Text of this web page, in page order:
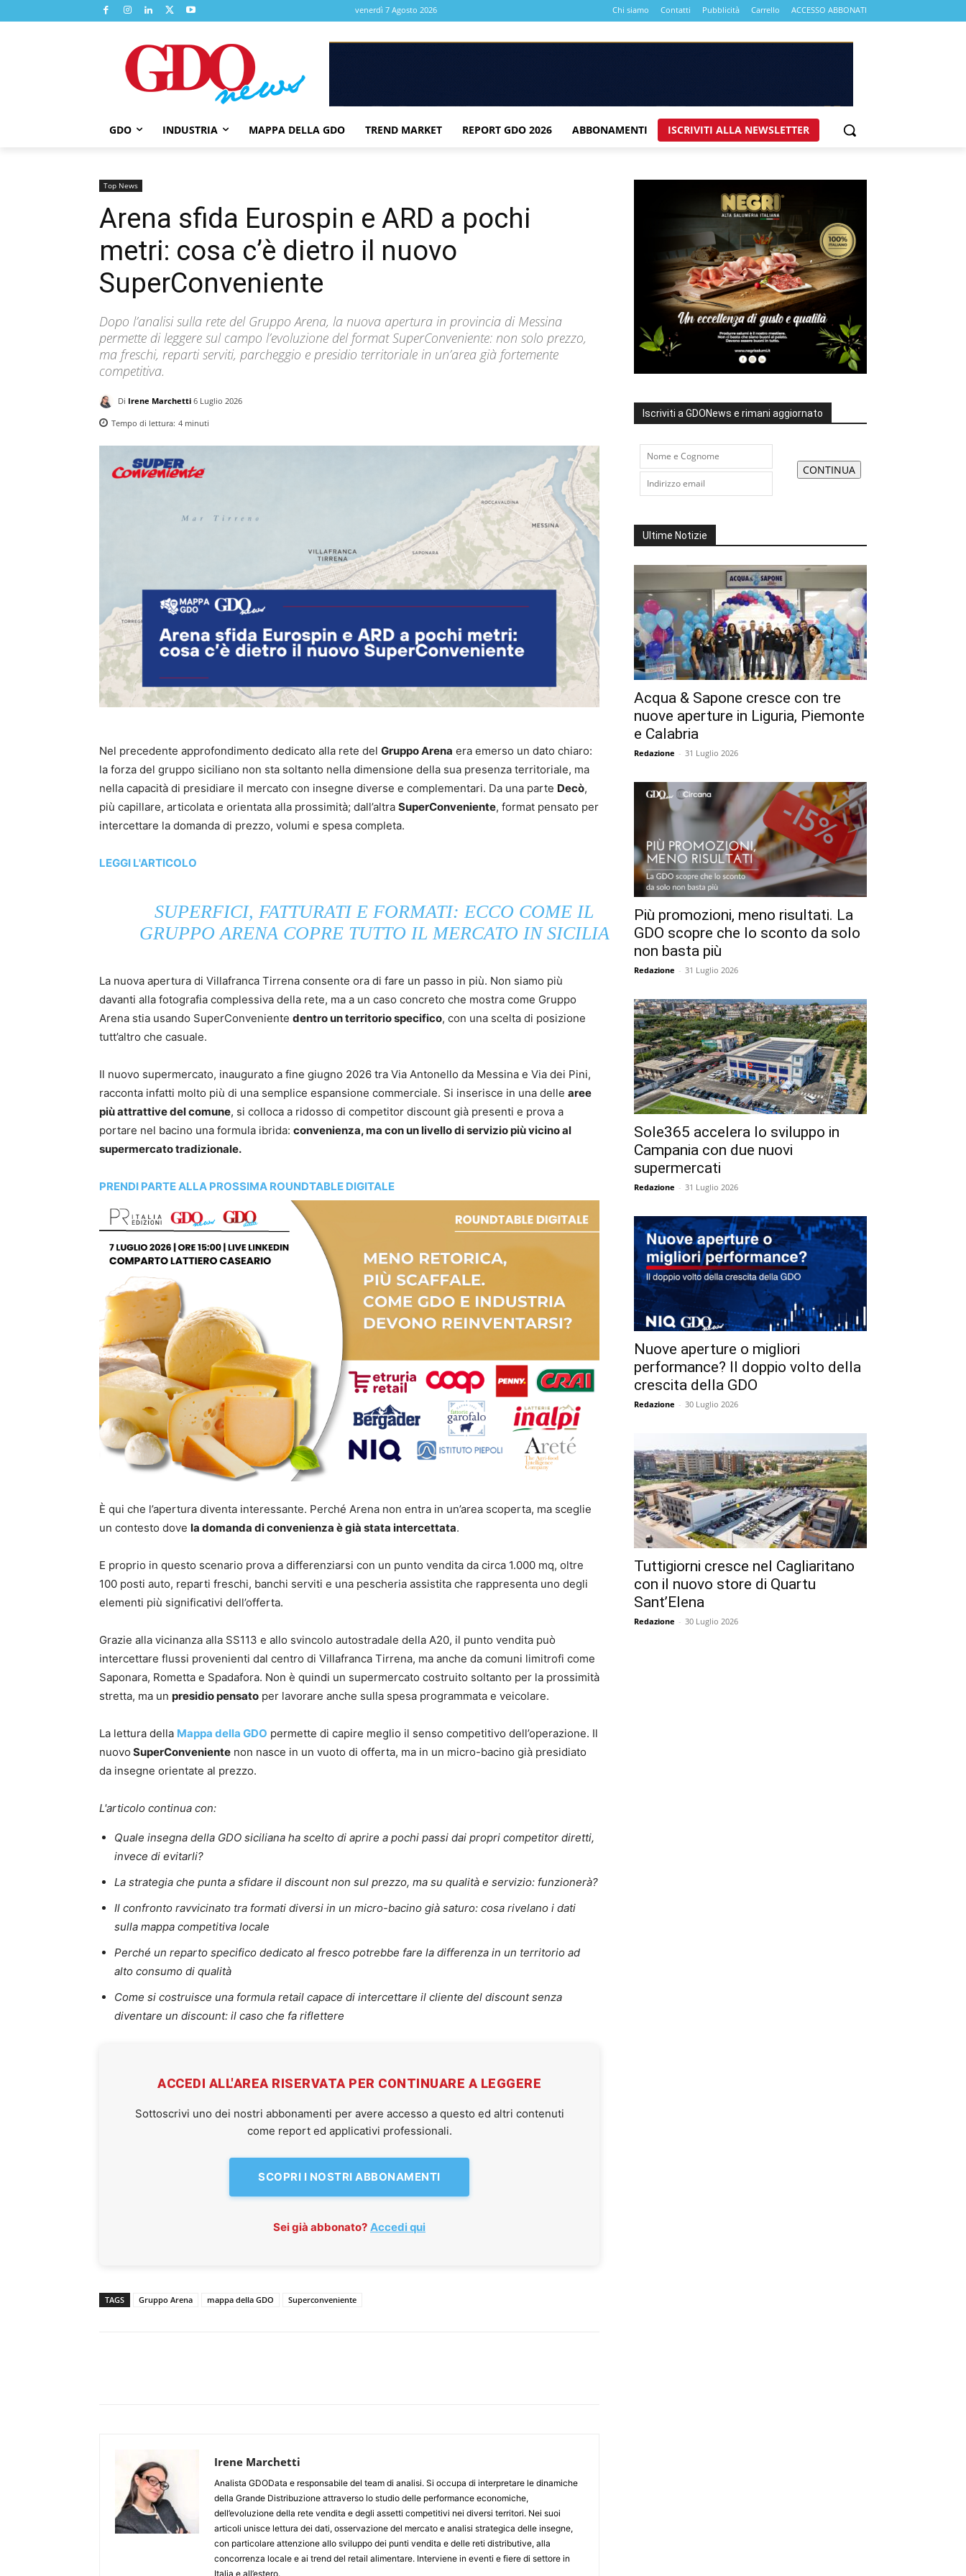
venerdì 7 Agosto 2026 Chi siamo Contatti Pubblicità Carrello ACCESSO ABBONATI
GDO INDUSTRIA MAPPA DELLA GDO TREND MARKET REPORT GDO 2026 ABBONAMENTI ISCRIVITI ALLA NEWSLETTER
Top News
Arena sfida Eurospin e ARD a pochi
metri: cosa c’è dietro il nuovo
SuperConveniente
Dopo l’analisi sulla rete del Gruppo Arena, la nuova apertura in provincia di Messina
permette di leggere sul campo l’evoluzione del format SuperConveniente: non solo prezzo,
ma freschi, reparti serviti, parcheggio e presidio territoriale in un’area già fortemente
competitiva.
Di Irene Marchetti 6 Luglio 2026
Tempo di lettura: 4 minuti
Nel precedente approfondimento dedicato alla rete del Gruppo Arena era emerso un dato chiaro:
la forza del gruppo siciliano non sta soltanto nella dimensione della sua presenza territoriale, ma
nella capacità di presidiare il mercato con insegne diverse e complementari. Da una parte Decò,
più capillare, articolata e orientata alla prossimità; dall’altra SuperConveniente, format pensato per
intercettare la domanda di prezzo, volumi e spesa completa.
LEGGI L'ARTICOLO
SUPERFICI, FATTURATI E FORMATI: ECCO COME IL
GRUPPO ARENA COPRE TUTTO IL MERCATO IN SICILIA
La nuova apertura di Villafranca Tirrena consente ora di fare un passo in più. Non siamo più
davanti alla fotografia complessiva della rete, ma a un caso concreto che mostra come Gruppo
Arena stia usando SuperConveniente dentro un territorio specifico, con una scelta di posizione
tutt’altro che casuale.
Il nuovo supermercato, inaugurato a fine giugno 2026 tra Via Antonello da Messina e Via dei Pini,
racconta infatti molto più di una semplice espansione commerciale. Si inserisce in una delle aree
più attrattive del comune, si colloca a ridosso di competitor discount già presenti e prova a
portare nel bacino una formula ibrida: convenienza, ma con un livello di servizio più vicino al
supermercato tradizionale.
PRENDI PARTE ALLA PROSSIMA ROUNDTABLE DIGITALE
È qui che l’apertura diventa interessante. Perché Arena non entra in un’area scoperta, ma sceglie
un contesto dove la domanda di convenienza è già stata intercettata.
E proprio in questo scenario prova a differenziarsi con un punto vendita da circa 1.000 mq, oltre
100 posti auto, reparti freschi, banchi serviti e una pescheria assistita che rappresenta uno degli
elementi più significativi dell’offerta.
Grazie alla vicinanza alla SS113 e allo svincolo autostradale della A20, il punto vendita può
intercettare flussi provenienti dal centro di Villafranca Tirrena, ma anche da comuni limitrofi come
Saponara, Rometta e Spadafora. Non è quindi un supermercato costruito soltanto per la prossimità
stretta, ma un presidio pensato per lavorare anche sulla spesa programmata e veicolare.
La lettura della Mappa della GDO permette di capire meglio il senso competitivo dell’operazione. Il
nuovo SuperConveniente non nasce in un vuoto di offerta, ma in un micro-bacino già presidiato
da insegne orientate al prezzo.
L'articolo continua con:
Quale insegna della GDO siciliana ha scelto di aprire a pochi passi dai propri competitor diretti,
invece di evitarli?
La strategia che punta a sfidare il discount non sul prezzo, ma su qualità e servizio: funzionerà?
Il confronto ravvicinato tra formati diversi in un micro-bacino già saturo: cosa rivelano i dati
sulla mappa competitiva locale
Perché un reparto specifico dedicato al fresco potrebbe fare la differenza in un territorio ad
alto consumo di qualità
Come si costruisce una formula retail capace di intercettare il cliente del discount senza
diventare un discount: il caso che fa riflettere
ACCEDI ALL'AREA RISERVATA PER CONTINUARE A LEGGERE
Sottoscrivi uno dei nostri abbonamenti per avere accesso a questo ed altri contenuti
come report ed applicativi professionali.
SCOPRI I NOSTRI ABBONAMENTI
Sei già abbonato? Accedi qui
TAGS Gruppo Arena mappa della GDO Superconveniente
Irene Marchetti
Analista GDOData e responsabile del team di analisi. Si occupa di interpretare le dinamiche
della Grande Distribuzione attraverso lo studio delle performance economiche,
dell’evoluzione della rete vendita e degli assetti competitivi nei diversi territori. Nei suoi
articoli unisce lettura dei dati, osservazione del mercato e analisi strategica delle insegne,
con particolare attenzione allo sviluppo dei punti vendita e delle reti distributive, alla
concorrenza locale e ai trend del retail alimentare. Interviene in eventi e fiere di settore in
Italia e all’estero.
Iscriviti a GDONews e rimani aggiornato
Ultime Notizie
Acqua & Sapone cresce con tre
nuove aperture in Liguria, Piemonte
e Calabria
Redazione - 31 Luglio 2026
Più promozioni, meno risultati. La
GDO scopre che lo sconto da solo
non basta più
Redazione - 31 Luglio 2026
Sole365 accelera lo sviluppo in
Campania con due nuovi
supermercati
Redazione - 31 Luglio 2026
Nuove aperture o migliori
performance? Il doppio volto della
crescita della GDO
Redazione - 30 Luglio 2026
Tuttigiorni cresce nel Cagliaritano
con il nuovo store di Quartu
Sant’Elena
Redazione - 30 Luglio 2026